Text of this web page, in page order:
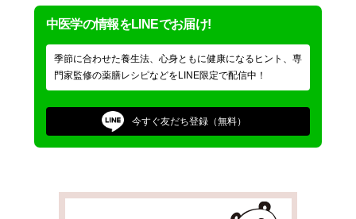
中医学の情報をLINEでお届け!
季節に合わせた養生法、心身ともに健康になるヒント、専
門家監修の薬膳レシピなどをLINE限定で配信中！
今すぐ友だち登録（無料）